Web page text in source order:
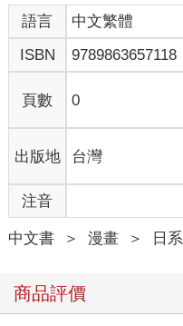
語言 中文繁體
ISBN
9789863657118
頁數 0
出版地 台灣
注音
中文書 ＞ 漫畫 ＞ 日
商品評價